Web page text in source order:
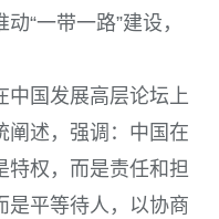
“一带一路”建设，
中国发展高层论坛上
阐述，强调：中国在
特权，而是责任和担
是平等待人，以协商